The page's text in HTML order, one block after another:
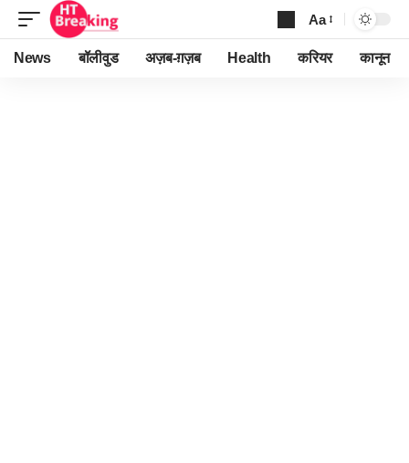
Font
Resizer
Aa
News बॉलीवुड अज़ब-ग़ज़ब Health करियर कानून